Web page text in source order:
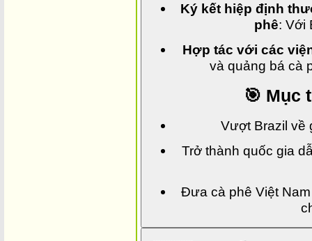
Ký kết hiệp định
phê: Với
Hợp tác với các
và quảng bá cà
🎯 Mục
Vượt Brazil về
Trở thành quốc gia
Đưa cà phê Việt